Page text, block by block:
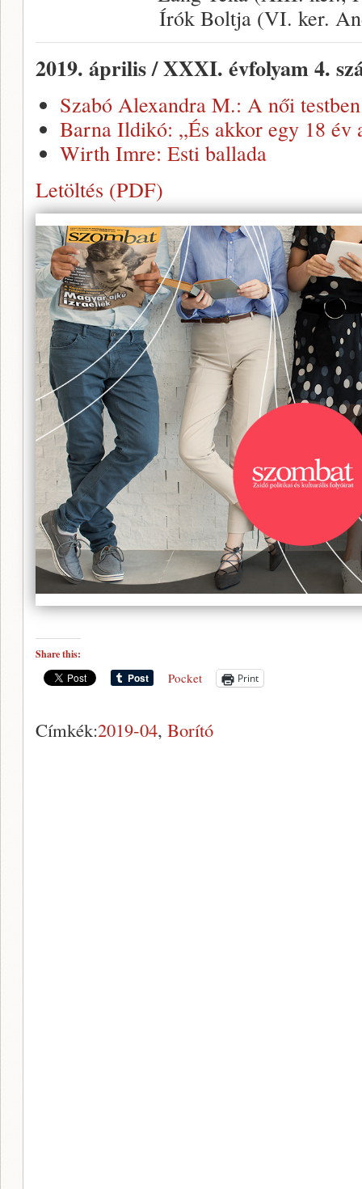
Írók Boltja (VI. ker.
2019. április / XXXI. évfolyam 4.
Szabó Alexandra M.: A női
Barna Ildikó: „És akkor egy 18 év
Wirth Imre: Esti ballada
Letöltés (PDF)
Share this:
Pocket Print
Címkék:2019-04, Borító